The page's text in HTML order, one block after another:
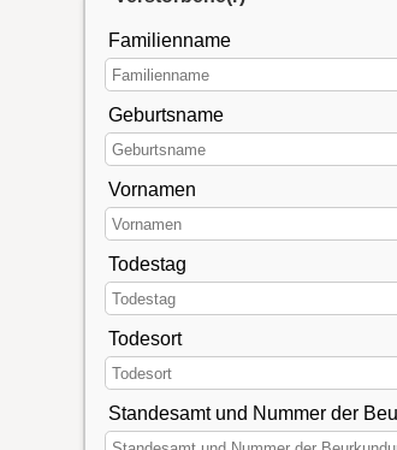
Familienname
Geburtsname
Vornamen
Todestag
Todesort
Standesamt und Nummer der